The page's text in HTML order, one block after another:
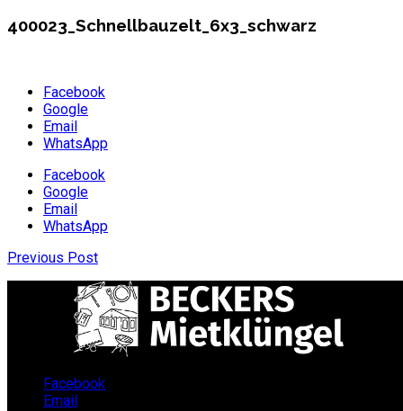
400023_Schnellbauzelt_6x3_schwarz
Facebook
Google
Email
WhatsApp
Facebook
Google
Email
WhatsApp
Previous Post
Facebook
Email